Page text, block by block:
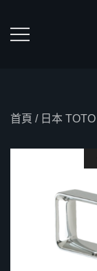
content
首頁 / 日本 TOTO